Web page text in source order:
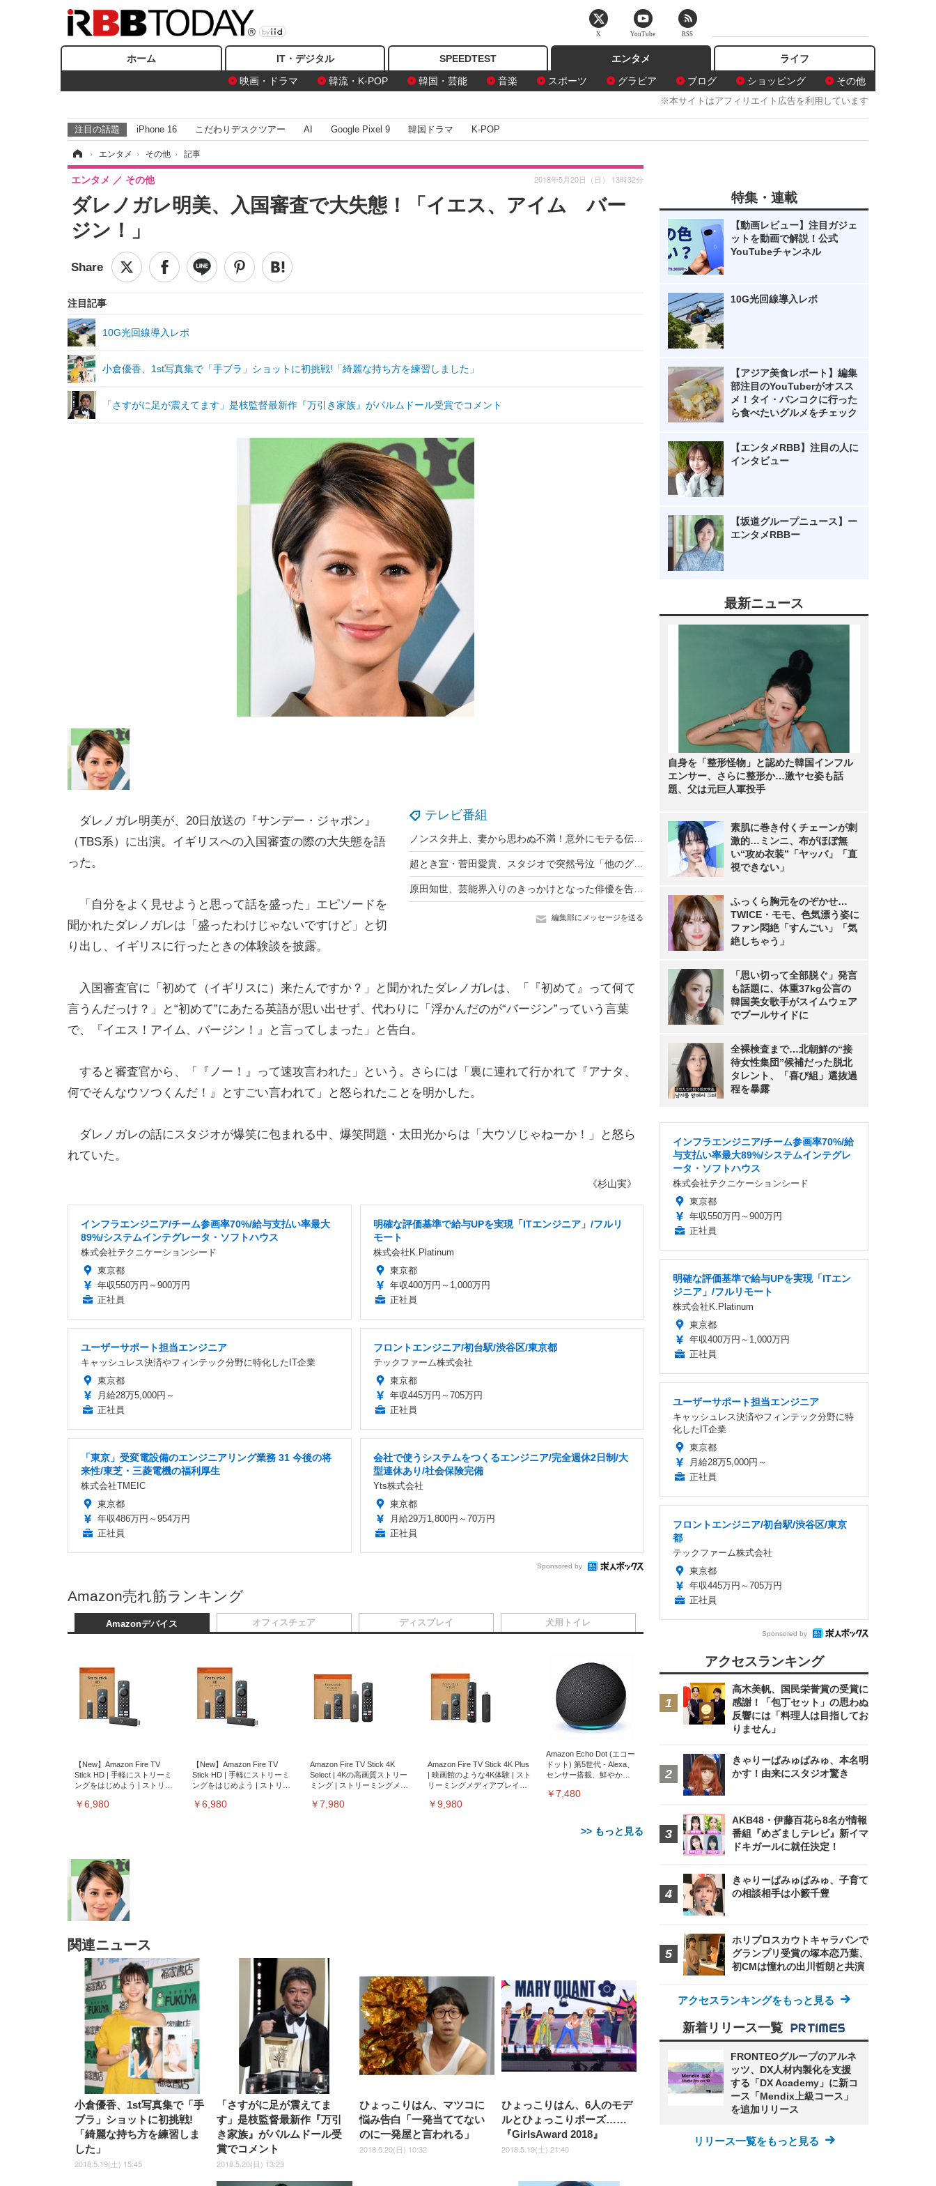
ホーム IT・デジタル SPEEDTEST
エンタメ
映画・ドラマ
韓流・K-POP 韓国・芸能 音楽 スポーツ グラビア ブログ ショッピング その他
ライフ
※本サイトはアフィリエイト広告を利用しています
注目の話題 iPhone 16 こだわりデスクツアー AI Google Pixel 9 韓国ドラマ K-POP
› エンタメ › その他 › 記事
ダレノガレ明美、入国審査で大失態！「イエス、アイム バー
ジン！」
エンタメ その他 2018年5月20日（日） 13時32分
注目記事
10G光回線導入レポ
小倉優香、1st写真集で「手ブラ」ショットに初挑戦!「綺麗な持ち方を練習しました」
「さすがに足が震えてます」是枝監督最新作『万引き家族』がパルムドール受賞でコメント
テレビ番組
編集部にメッセージを送る
ダレノガレ明美が、20日放送の『サンデー・ジャポン』
（TBS系）に出演。イギリスへの入国審査の際の大失態を語
った。
「自分をよく見せようと思って話を盛った」エピソードを
聞かれたダレノガレは「盛ったわけじゃないですけど」と切
り出し、イギリスに行ったときの体験談を披露。
入国審査官に「初めて（イギリスに）来たんですか？」と聞かれたダレノガレは、「『初めて』って何て
言うんだっけ？」と“初めて”にあたる英語が思い出せず、代わりに「浮かんだのが“バージン”っていう言葉
で、『イエス！アイム、バージン！』と言ってしまった」と告白。
すると審査官から、「『ノー！』って速攻言われた」という。さらには「裏に連れて行かれて『アナタ、
何でそんなウソつくんだ！』とすごい言われて」と怒られたことを明かした。
ダレノガレの話にスタジオが爆笑に包まれる中、爆笑問題・太田光からは「大ウソじゃねーか！」と怒ら
れていた。
《杉山実》
インフラエンジニア/チーム参画率70%/給与支払い率最大
89%/システムインテグレータ・ソフトハウス
株式会社テクニケーションシード
東京都
年収550万円～900万円
正社員
明確な評価基準で給与UPを実現「ITエンジニア」/フルリ
モート
株式会社K.Platinum
東京都
年収400万円～1,000万円
正社員
ユーザーサポート担当エンジニア
キャッシュレス決済やフィンテック分野に特化したIT企業
東京都
月給28万5,000円～
正社員
フロントエンジニア/初台駅/渋谷区/東京都
テックファーム株式会社
東京都
年収445万円～705万円
正社員
「東京」受変電設備のエンジニアリング業務 31 今後の将
来性/東芝・三菱電機の福利厚生
株式会社TMEIC
東京都
年収486万円～954万円
正社員
会社で使うシステムをつくるエンジニア/完全週休2日制/大
型連休あり/社会保険完備
Yts株式会社
東京都
月給29万1,800円～70万円
正社員
Sponsored by
Amazon売れ筋ランキング
Amazonデバイス
【New】Amazon Fire TV
Stick HD | 手軽にストリーミ
ングをはじめよう | ストリー
￥6,980
【New】Amazon Fire TV
Stick HD | 手軽にストリーミ
ングをはじめよう | ストリー
￥6,980
Amazon Fire TV Stick 4K
Select | 4Kの高画質ストリー
ミング | ストリーミングメデ
￥7,980
Amazon Fire TV Stick 4K Plus
| 映画館のような4K体験 | スト
リーミングメディアプレイヤ
￥9,980
Amazon Echo Dot (エコー
ドット) 第5世代 - Alexa、
センサー搭載、鮮やかな
￥7,480
>> もっと見る
オフィスチェア
[EdoErgo] オフィスチェア 椅
子 テレワーク 疲れない 跳ね
上げ式アームレスト コンパク
ト 約105度ロッキング pc 事務
椅子 360度回転 座面昇降 強化
ナイロン樹脂ベース 通気性メ
ッシュ 在宅ワーク H-
WY01(黒網+黒枠+黒足)
￥5,699
SIHOO B100 オフィスチェア
／デスクチェア メッシュチェ
ア 人間工学 疲れない ブラッ
ク
￥27,999
Sezlife オフィスチェア デスク
チェア 疲れない テレワーク
チェア 強化バックレスト 30
度ロッキング機能 人間工学 椅
子 腰サポート 90度跳ね上げ
式アームレスト 3Dヘッドレス
ト ハンガー付き 高反発クッシ
ョン PCチェア 通気性メッシ
ュ ゲーミング/勉強/事務用 お
しゃれ パソコンチェア (ブラ
ック)
￥7,680
チェア 疲れない テレワーク
チェア 強化バックレスト 30度
ロッキング機能 人間工学 椅子
腰サポート 90度跳ね上げ式ア
ームレスト 3Dヘッドレスト
ハンガー付き 高反発クッショ
ン PCチェア 通気性メッシュ
ゲーミング/勉強/事務用 おし
ゃれ パソコンチェア (ホワイ
ト)
￥7,680
ッシュ 通気性 ランバーサ
ポート付き 腰サポート ガ
ス圧無段階昇降 360度回
転 キャスター付き コンパ
クト 幅52×奥行58.5×高さ
84～96cm テレワーク 在
宅勤務 ブラック
￥4,139
ディスプレイ
EIZO ビジネス向けプレミア
ムモニター | FlexScan
EV3240X-WT | 31.5型4K
UHD・USB Type-C・ホワイ
￥105,595
EIZO ビジネス向けプレミア
ムモニター | FlexScan
EV2740X-WT | 27.0型4K
UHD・USB Type-C・ホワイ
ト
￥109,572
【純正品】27"ゲーミングモ
ニター DualSense 充電フッ
ク付き（CFI-ZDM1J）
￥49,979
ニター フル
HD（1920×1080）VA 非光
沢 HDMI/DisplayPort/VGA
スピーカー内蔵 高さ調整 ス
イベル VESA対応
ComfortView ビジネス向け
￥15,800
Gaming Monitor 24” Essential ゲ
ーミングモニター QD 24.5インチ
1ms FHD 量子ドット 残像低減 (3
年保証 | 輝点保証 | 日本メーカー)
￥34,980
犬用トイレ
Amazonベーシック ペットシ
ーツ 薄型 レギュラー 1回使い
捨て 無香料 ホワイト 300枚
￥3,373
Amazonベーシック ペットシ
ーツ 厚型 ワイド 42枚x2袋(84
枚) ホワイト(吸収面:ライトブ
ルー)
￥3,234
ネオ・ルーライフ ネオ・オム
ツ L 中型犬用 26枚入り 単品
￥1,800
ック) 【Amazon.co.jp限定】
Smart Basic アイリスオーヤマ
ペットシーツ 超厚型 お徳用
ワイド 100枚入 (x 1) (ケース
販売)
￥3,670
ュラー 200枚入
【Amazon.co.jp限定】
￥3,731
関連ニュース
小倉優香、1st写真集で「手
ブラ」ショットに初挑戦!
「綺麗な持ち方を練習しま
した」
2018.5.19(土) 15:45
「さすがに足が震えてま
す」是枝監督最新作『万引
き家族』がパルムドール受
賞でコメント
2018.5.20(日) 13:23
ひょっこりはん、マツコに
悩み告白「一発当ててない
のに一発屋と言われる」
2018.5.20(日) 10:32
ひょっこりはん、6人のモデ
ルとひょっこりポーズ……
『GirlsAward 2018』
2018.5.19(土) 21:40
特集・連載
【動画レビュー】注目ガジェ
ットを動画で解説！公式
YouTubeチャンネル
10G光回線導入レポ
【アジア美食レポート】編集
部注目のYouTuberがオスス
メ！タイ・バンコクに行った
ら食べたいグルメをチェック
【エンタメRBB】注目の人に
インタビュー
【坂道グループニュース】ー
エンタメRBBー
最新ニュース
自身を「整形怪物」と認めた韓国インフル
エンサー、さらに整形か…激ヤセ姿も話
題、父は元巨人軍投手
素肌に巻き付くチェーンが刺
激的…ミンニ、布がほぼ無
い“攻め衣装”「ヤッバ」「直
視できない」
ふっくら胸元をのぞかせ…
TWICE・モモ、色気漂う姿に
ファン悶絶「すんごい」「気
絶しちゃう」
「思い切って全部脱ぐ」発言
も話題に、体重37kg公言の
韓国美女歌手がスイムウェア
でプールサイドに
全裸検査まで…北朝鮮の“接
待女性集団”候補だった脱北
タレント、「喜び組」選抜過
程を暴露
インフラエンジニア/チーム参画率70%/給
与支払い率最大89%/システムインテグレ
ータ・ソフトハウス
株式会社テクニケーションシード
東京都
年収550万円～900万円
正社員
明確な評価基準で給与UPを実現「ITエン
ジニア」/フルリモート
株式会社K.Platinum
東京都
年収400万円～1,000万円
正社員
ユーザーサポート担当エンジニア
キャッシュレス決済やフィンテック分野に特
化したIT企業
東京都
月給28万5,000円～
正社員
フロントエンジニア/初台駅/渋谷区/東京
都
テックファーム株式会社
東京都
年収445万円～705万円
正社員
Sponsored by
アクセスランキング
高木美帆、国民栄誉賞の受賞に
感謝！「包丁セット」の思わぬ
反響には「料理人は目指してお
りません」
きゃりーぱみゅぱみゅ、本名明
かす！由来にスタジオ驚き
AKB48・伊藤百花ら8名が情報
番組『めざましテレビ』新イマ
ドキガールに就任決定！
きゃりーぱみゅぱみゅ、子育て
の相談相手は小籔千豊
ホリプロスカウトキャラバンで
グランプリ受賞の塚本恋乃葉、
初CMは憧れの出川哲朗と共演
アクセスランキングをもっと見る
新着リリース一覧
FRONTEOグループのアルネ
ッツ、DX人材内製化を支援
する「DX Academy」に新コ
ース「Mendix上級コース」
を追加リリース
リリース一覧をもっと見る
X YouTube RSS